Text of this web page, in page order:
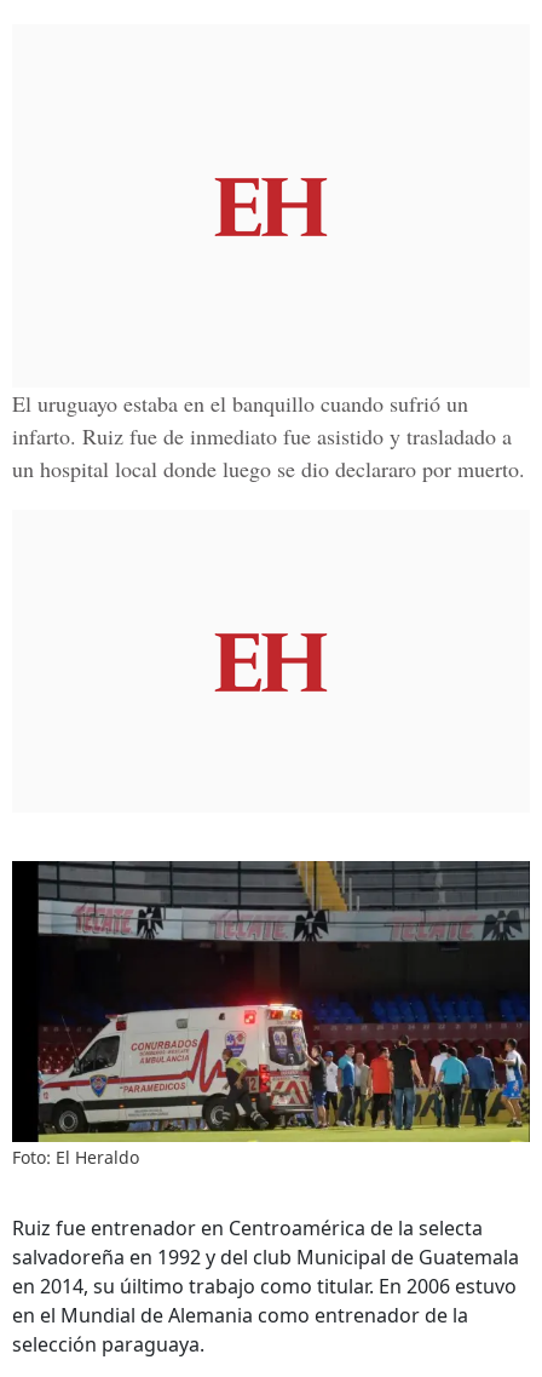
El uruguayo estaba en el banquillo cuando sufrió un
infarto. Ruiz fue de inmediato fue asistido y trasladado a
un hospital local donde luego se dio declararo por muerto.
Foto: El Heraldo
Ruiz fue entrenador en Centroamérica de la selecta
salvadoreña en 1992 y del club Municipal de Guatemala
en 2014, su úiltimo trabajo como titular. En 2006 estuvo
en el Mundial de Alemania como entrenador de la
selección paraguaya.